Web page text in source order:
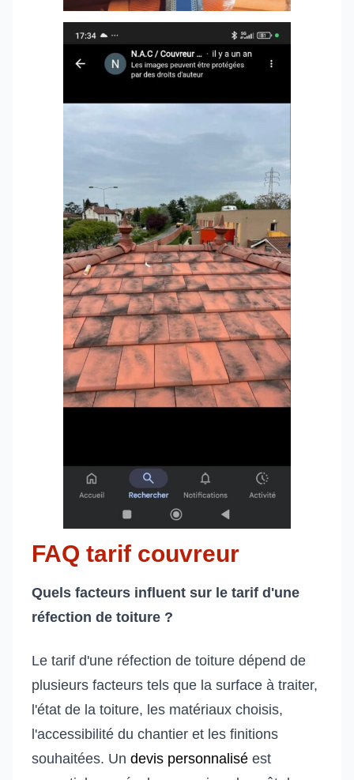
FAQ tarif couvreur
Quels facteurs influent sur le tarif d'une
réfection de toiture ?
Le tarif d'une réfection de toiture dépend de
plusieurs facteurs tels que la surface à traiter,
l'état de la toiture, les matériaux choisis,
l'accessibilité du chantier et les finitions
souhaitées. Un devis personnalisé est